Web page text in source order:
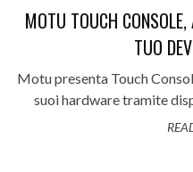
MOTU TOUCH
TUO
Motu presenta Touch
suoi hardware tramite